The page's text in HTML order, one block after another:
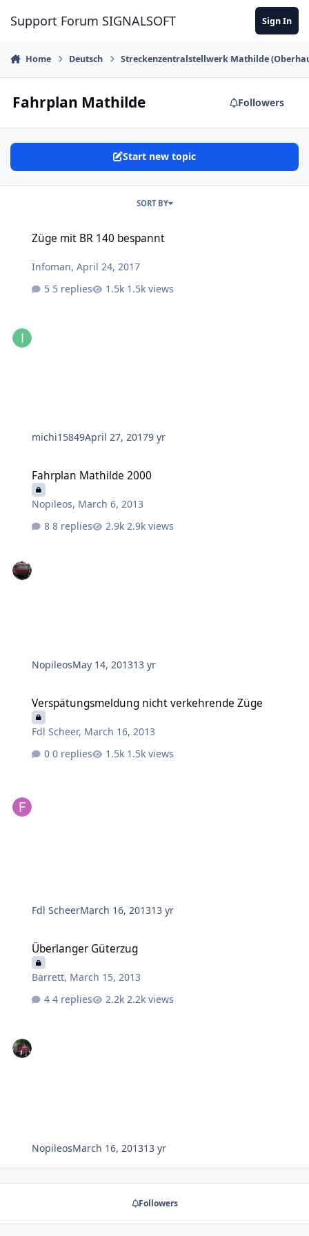
Support Forum SIGNALSOFT Sign In
Home Deutsch Streckenzentralstellwerk Mathilde
Fahrplan Mathilde Followers
Start new topic
SORT BY
Züge mit BR 140 bespannt
Infoman,April 24, 2017
5 replies
1.5k views
michi15849April 27, 20179 yr
Fahrplan Mathilde 2000
Nopileos, March 6, 2013
8 replies
2.9k views
NopileosMay 14, 201313 yr
Verspätungsmeldung nicht verkehrende Züge
Fdl Scheer, March 16, 2013
0 replies
1.5k views
Fdl ScheerMarch 16, 201313 yr
Überlanger Güterzug
Barrett, March 15, 2013
4 replies
2.2k views
NopileosMarch 16, 201313 yr
Followers